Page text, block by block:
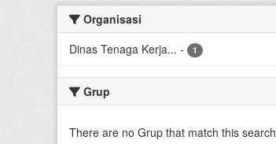
Organisasi
Dinas Tenaga Kerja... - 1
Grup
There are no Grup that match this search